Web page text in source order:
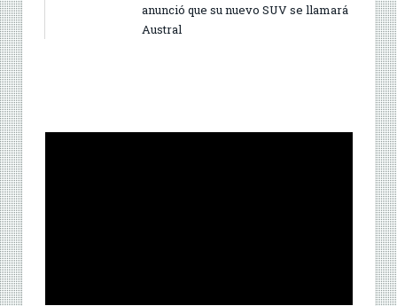
anunció que su nuevo SUV se llamará
Austral